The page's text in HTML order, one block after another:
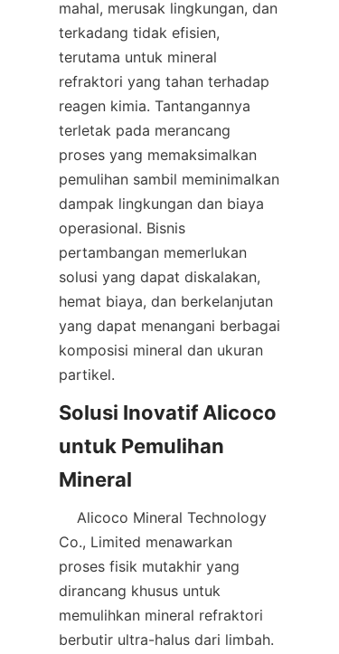
mahal, merusak lingkungan, dan
terkadang tidak efisien,
terutama untuk mineral
refraktori yang tahan terhadap
reagen kimia. Tantangannya
terletak pada merancang
proses yang memaksimalkan
pemulihan sambil meminimalkan
dampak lingkungan dan biaya
operasional. Bisnis
pertambangan memerlukan
solusi yang dapat diskalakan,
hemat biaya, dan berkelanjutan
yang dapat menangani berbagai
komposisi mineral dan ukuran
Solusi Inovatif Alicoco
untuk Pemulihan
Co., Limited menawarkan
proses fisik mutakhir yang
dirancang khusus untuk
memulihkan mineral refraktori
berbutir ultra-halus dari limbah.